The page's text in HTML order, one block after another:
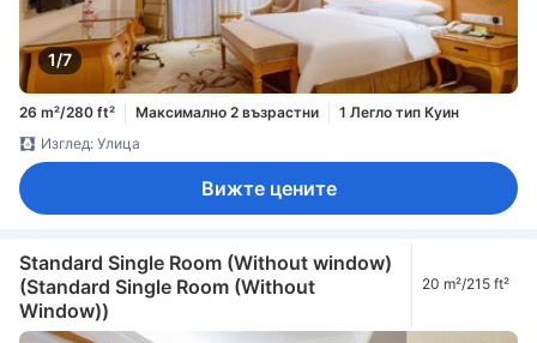
1/7
26 m²/280 ft² Максимално 2 възрастни
1 Легло тип Куин
Изглед: Улица
Вижте цените
Standard Single Room (Without window)
(Standard Single Room (Without
Window))
20 m²/215 ft²